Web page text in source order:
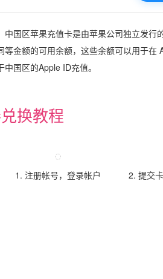
中国区苹果充值卡是由苹果公司独立发行
等金额的可用余额，这些余额可以用于
中国区的Apple ID充值。
换教程
1. 注册帐号，登录帐户 2. 提交